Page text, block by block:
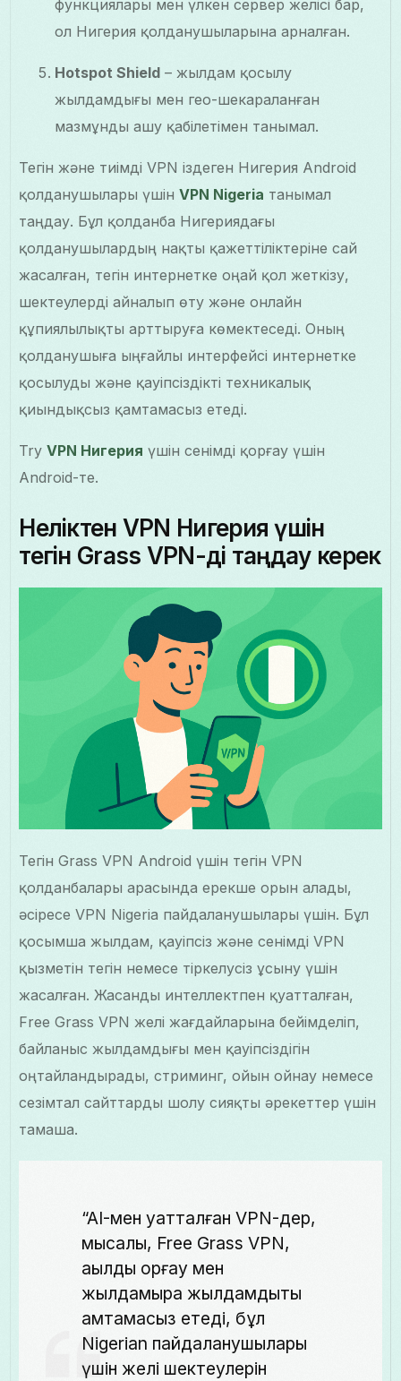
функциялары мен үлкен сервер желісі бар,
ол Нигерия қолданушыларына арналған.
Hotspot Shield – жылдам қосылу
жылдамдығы мен гео-шекараланған
мазмұнды ашу қабілетімен танымал.
Тегін және тиімді VPN іздеген Нигерия Android
қолданушылары үшінVPN Nigeria танымал
таңдау. Бұл қолданба Нигериядағы
қолданушылардың нақты қажеттіліктеріне сай
жасалған, тегін интернетке оңай қол жеткізу,
шектеулерді айналып өту және онлайн
құпиялылықты арттыруға көмектеседі. Оның
қолданушыға ыңғайлы интерфейсі интернетке
қосылуды және қауіпсіздікті техникалық
қиындықсыз қамтамасыз етеді.
TryVPN Нигерия үшін сенімді қорғау үшін
Android-те.
Неліктен VPN Нигерия үшін
тегін Grass VPN-ді таңдау керек
Тегін Grass VPN Android үшін тегін VPN
қолданбалары арасында ерекше орын алады,
әсіресе VPN Nigeria пайдаланушылары үшін. Бұл
қосымша жылдам, қауіпсіз және сенімді VPN
қызметін тегін немесе тіркелусіз ұсыну үшін
жасалған. Жасанды интеллектпен қуатталған,
Free Grass VPN желі жағдайларына бейімделіп,
байланыс жылдамдығы мен қауіпсіздігін
оңтайландырады, стриминг, ойын ойнау немесе
сезімтал сайттарды шолу сияқты әрекеттер үшін
тамаша.
“AI-мен қуатталған VPN-дер,
мысалы, Free Grass VPN,
ақылды қорғау мен
жылдамырақ жылдамдықты
қамтамасыз етеді, бұл
Nigerian пайдаланушылары
үшін желі шектеулерін